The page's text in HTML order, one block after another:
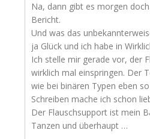
Na, dann gibt es morgen
Bericht.
Und was das
ja Glück und ich habe in
Ich stelle mir gerade vor, der
wirklich mal einspringen. Der
wie bei binären Typen eben
Schreiben mache ich schon
Der Flauschsupport ist mein
Tanzen und überhaupt …